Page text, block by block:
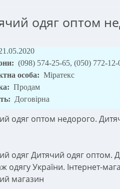
одяг оптом
(098) 574-25-65, (050) 772-12-
особа: Міратекс
Продам
Договірна
одяг оптом недорого.
одяг Дитячий одяг оптом.
одягу України. Інтернет-
магазин